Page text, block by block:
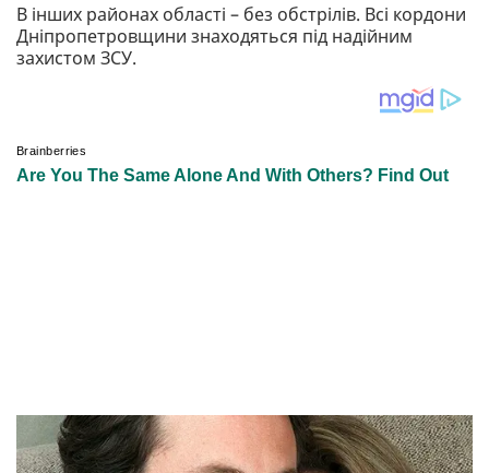
В інших районах області – без обстрілів. Всі кордони
Дніпропетровщини знаходяться під надійним
захистом ЗСУ.